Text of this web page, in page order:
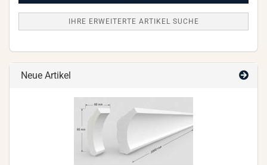
IHRE ERWEITERTE ARTIKEL SUCHE
Neue Artikel